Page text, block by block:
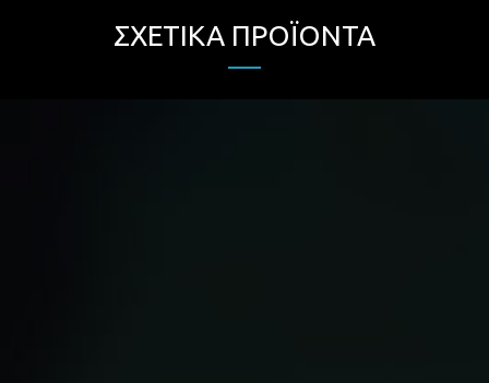
ΣΧΕΤΙΚΆ ΠΡΟΪΌΝΤΑ